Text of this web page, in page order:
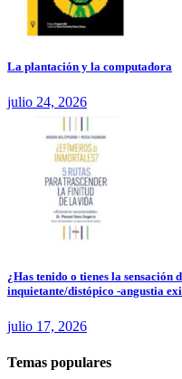
La plantación y la computadora
julio 24, 2026
¿Has tenido o tienes la
inquietante/distópico -angustia
julio 17, 2026
Temas populares